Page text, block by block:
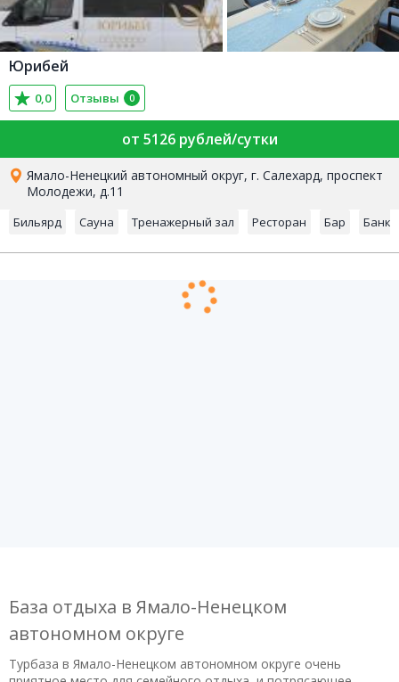
Юрибей
0,0 Отзывы 0
от 5126 рублей/сутки
Ямало-Ненецкий автономный округ, г. Салехард, проспект
Молодежи, д.11
Бильярд Сауна Тренажерный зал Ресторан Бар
База отдыха в Ямало-Ненецком
автономном округе
Турбаза в Ямало-Ненецком автономном округе очень